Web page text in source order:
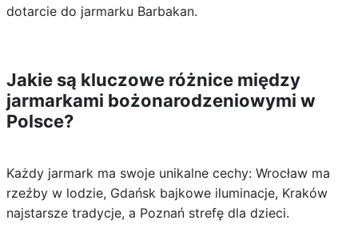
dotarcie do jarmarku Barbakan.
Jakie są kluczowe różnice między
jarmarkami bożonarodzeniowymi w
Polsce?
Każdy jarmark ma swoje unikalne cechy: Wrocław ma
rzeźby w lodzie, Gdańsk bajkowe iluminacje, Kraków
najstarsze tradycje, a Poznań strefę dla dzieci.